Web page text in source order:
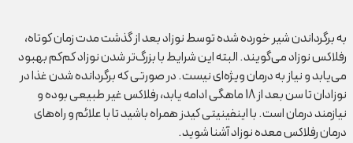
به برگرداندن شیر خورده شده توسط نوزاد بعد از گذشت مدت زمان کوتاه،
رفلاکس نوزاد می‌گویند. البته این شرایط با بزرگ‌تر شدن نوزاد کم‌کم بهبود
می‌یابد و نیاز به درمان ویژه‌ای نیست. در صورتی که برگردانده شدن غذا در
نوزادان تا سن بعد از 18 ماهگی ادامه یابد، رفلاکس غیر طبیعی بوده و
نیازمند درمان است. با اینفینیتی کیدز همراه باشید تا با علائم و راه‌های
درمان رفلاکس معده نوزاد آشنا شوید.